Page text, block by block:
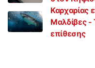
Καρχαρίας
Μαλδίβες -
επίθεσης